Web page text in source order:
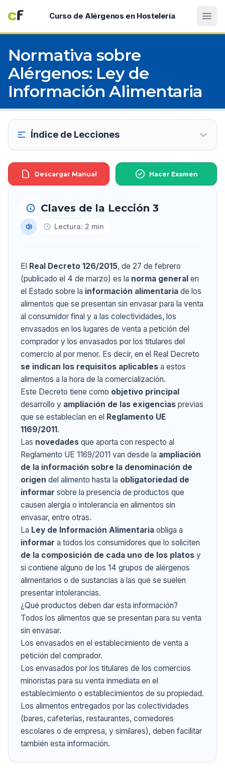
Curso de Alérgenos en Hostelería
Normativa sobre
Alérgenos: Ley de
Información Alimentaria
Índice de Lecciones
Descargar Manual Hacer Examen
Claves de la Lección 3
Lectura: 2 min
El Real Decreto 126/2015, de 27 de febrero
(publicado el 4 de marzo) es la norma general en
el Estado sobre la información alimentaria de los
alimentos que se presentan sin envasar para la venta
al consumidor final y a las colectividades, los
envasados en los lugares de venta a petición del
comprador y los envasados por los titulares del
comercio al por menor. Es decir, en el Real Decreto
se indican los requisitos aplicables a estos
alimentos a la hora de la comercialización.
Este Decreto tiene como objetivo principal
desarrollo y ampliación de las exigencias previas
que se establecían en el Reglamento UE
1169/2011.
Las novedades que aporta con respecto al
Reglamento UE 1169/2011 van desde la ampliación
de la información sobre la denominación de
origen del alimento hasta la obligatoriedad de
informar sobre la presencia de productos que
causen alergia o intolerancia en alimentos sin
envasar, entre otras.
La Ley de Información Alimentaria obliga a
informar a todos los consumidores que lo soliciten
de la composición de cada uno de los platos y
si contiene alguno de los 14 grupos de alérgenos
alimentarios o de sustancias a las que se suelen
presentar intolerancias.
¿Qué productos deben dar esta información?
Todos los alimentos que se presentan para su venta
sin envasar.
Los envasados en el establecimiento de venta a
petición del comprador.
Los envasados por los titulares de los comercios
minoristas para su venta inmediata en el
establecimiento o establecimientos de su propiedad.
Los alimentos entregados por las colectividades
(bares, cafeterías, restaurantes, comedores
escolares o de empresa, y similares), deben facilitar
también esta información.